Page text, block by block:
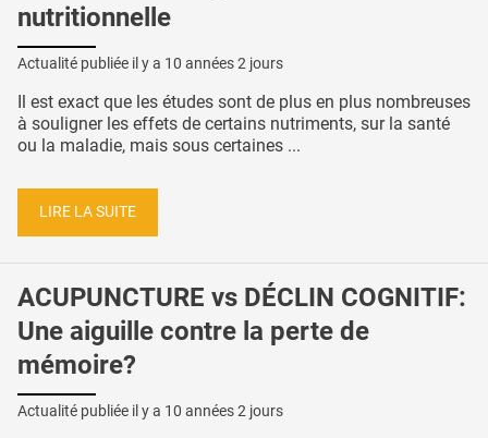
nutritionnelle
Actualité publiée il y a 10 années 2 jours
Il est exact que les études sont de plus en plus nombreuses
à souligner les effets de certains nutriments, sur la santé
ou la maladie, mais sous certaines ...
LIRE LA SUITE
ACUPUNCTURE vs DÉCLIN COGNITIF:
Une aiguille contre la perte de
mémoire?
Actualité publiée il y a 10 années 2 jours